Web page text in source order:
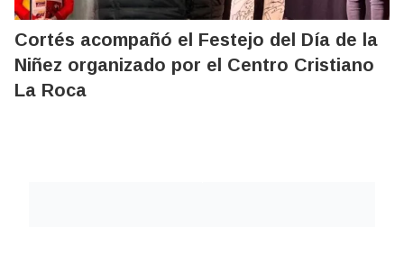
Cortés acompañó el Festejo del Día de la
Niñez organizado por el Centro Cristiano
La Roca